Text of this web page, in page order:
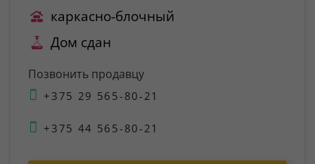
каркасно-блочный
Дом сдан
Позвонить продавцу
+375 29 565-80-21
+375 44 565-80-21